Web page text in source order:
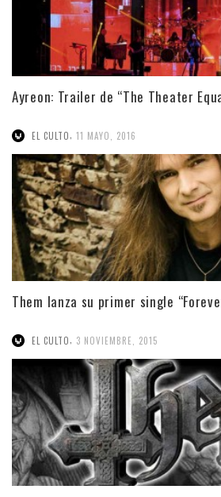
Ayreon: Trailer de “The Theater
EL CULTO, 11 MAYO, 2016
Them lanza su primer single
EL CULTO 3 NOVIEMBRE, 2015